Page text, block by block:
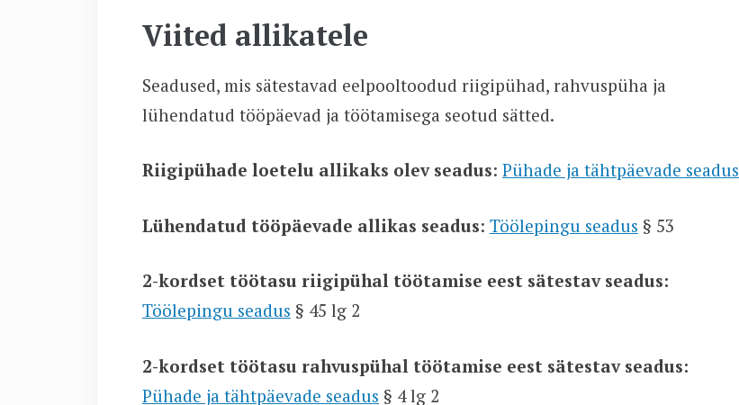
Viited allikatele
Seadused, mis sätestavad eelpooltoodud riigipühad, rahvuspüha ja
lühendatud tööpäevad ja töötamisega seotud sätted.
Riigipühade loetelu allikaks olev seadus: Pühade ja tähtpäevade seadus
Lühendatud tööpäevade allikas seadus: Töölepingu seadus § 53
2-kordset töötasu riigipühal töötamise eest sätestav seadus:
Töölepingu seadus § 45 lg 2
2-kordset töötasu rahvuspühal töötamise eest sätestav seadus:
Pühade ja tähtpäevade seadus § 4 lg 2